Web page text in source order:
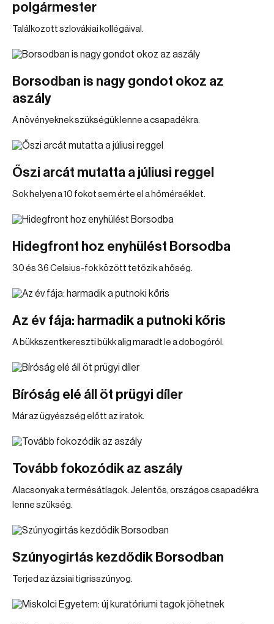
polgármester
Találkozott szlovákiai kollégáival.
Borsodban is nagy gondot okoz az
aszály
A növényeknek szükségük lenne a csapadékra.
Őszi arcát mutatta a júliusi reggel
Sok helyen a 10 fokot sem érte el a hőmérséklet.
Hidegfront hoz enyhülést Borsodba
30 és 36 Celsius-fok között tetőzik a hőség.
Az év fája: harmadik a putnoki kőris
A bükkszentkereszti bükk alig maradt le a dobogóról.
Bíróság elé áll öt prügyi díler
Már az ügyészség előtt az iratok.
Tovább fokozódik az aszály
Alacsonyak a termésátlagok. Jelentős, országos csapadékra
lenne szükség.
Szúnyogirtás kezdődik Borsodban
Terjed az ázsiai tigrisszúnyog.